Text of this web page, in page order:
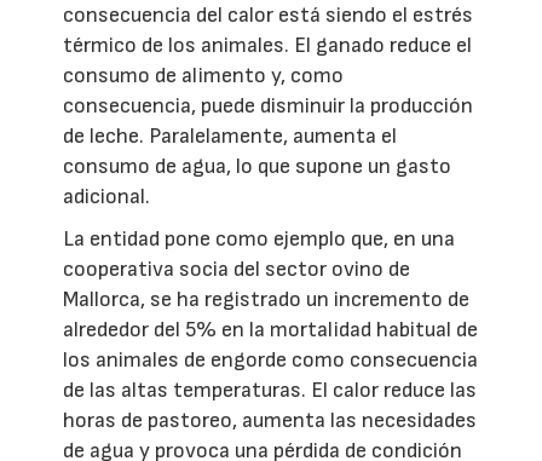
consecuencia del calor está siendo el estrés
térmico de los animales. El ganado reduce el
consumo de alimento y, como
consecuencia, puede disminuir la producción
de leche. Paralelamente, aumenta el
consumo de agua, lo que supone un gasto
adicional.
La entidad pone como ejemplo que, en una
cooperativa socia del sector ovino de
Mallorca, se ha registrado un incremento de
alrededor del 5% en la mortalidad habitual de
los animales de engorde como consecuencia
de las altas temperaturas. El calor reduce las
horas de pastoreo, aumenta las necesidades
de agua y provoca una pérdida de condición